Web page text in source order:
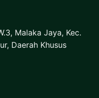
Malaka Jaya, Kec.
Daerah Khusus